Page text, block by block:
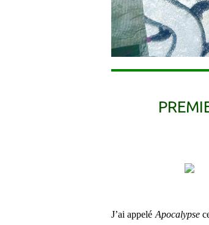
J’ai appelé Apocalypse